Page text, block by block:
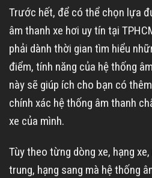
Trước hết, để có thể chọn lựa
âm thanh xe hơi uy tín tại
phải dành thời gian tìm hiểu
điểm, tính năng của hệ thống
này sẽ giúp ích cho bạn có
chính xác hệ thống âm thanh
xe của mình.
Tùy theo từng dòng xe, hạng
trung, hạng sang mà hệ thống